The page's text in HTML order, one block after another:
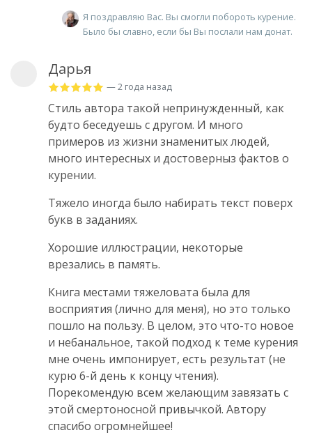
Я поздравляю Вас. Вы смогли побороть курение.
Было бы славно, если бы Вы послали нам донат.
Дарья
— 2 года назад
Стиль автора такой непринужденный, как
будто беседуешь с другом. И много
примеров из жизни знаменитых людей,
много интересных и достоверныз фактов о
курении.
Тяжело иногда было набирать текст поверх
букв в заданиях.
Хорошие иллюстрации, некоторые
врезались в память.
Книга местами тяжеловата была для
восприятия (лично для меня), но это только
пошло на пользу. В целом, это что-то новое
и небанальное, такой подход к теме курения
мне очень импонирует, есть результат (не
курю 6-й день к концу чтения).
Порекомендую всем желающим завязать с
этой смертоносной привычкой. Автору
спасибо огромнейшее!